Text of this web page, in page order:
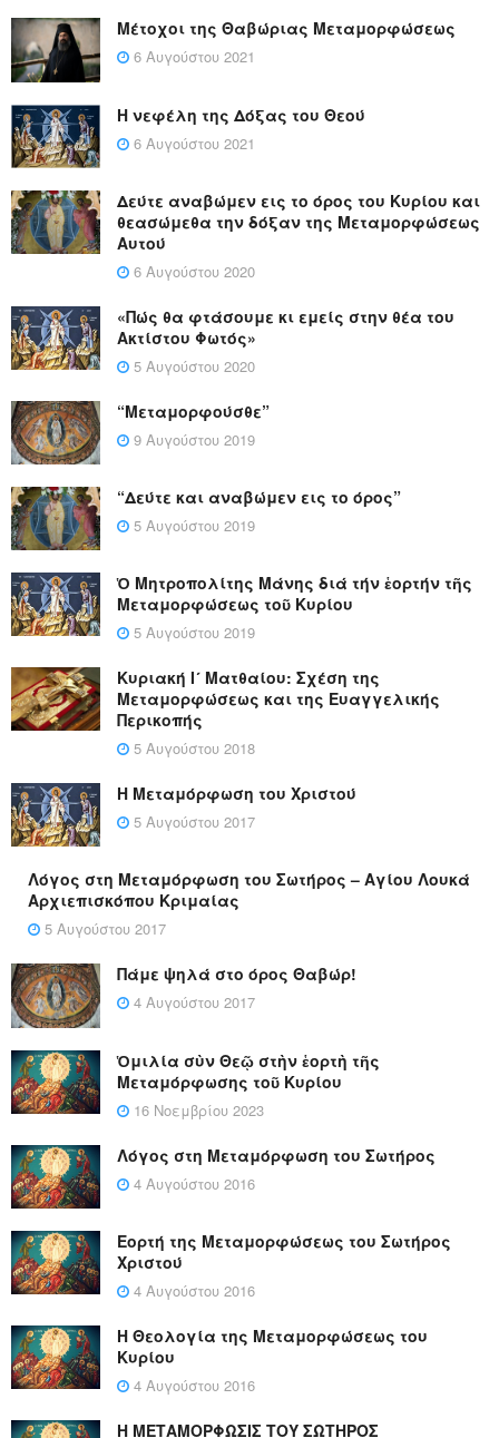
Μέτοχοι της Θαβώριας Μεταμορφώσεως
6 Αυγούστου 2021
Η νεφέλη της Δόξας του Θεού
6 Αυγούστου 2021
Δεύτε αναβώμεν εις το όρος του Κυρίου και
θεασώμεθα την δόξαν της Μεταμορφώσεως
Αυτού
6 Αυγούστου 2020
«Πώς θα φτάσουμε κι εμείς στην θέα του
Ακτίστου Φωτός»
5 Αυγούστου 2020
“Μεταμορφούσθε”
9 Αυγούστου 2019
“Δεύτε και αναβώμεν εις το όρος”
5 Αυγούστου 2019
Ὁ Μητροπολίτης Μάνης διά τήν ἑορτήν τῆς
Μεταμορφώσεως τοῦ Κυρίου
5 Αυγούστου 2019
Κυριακή Ι´ Ματθαίου: Σχέση της
Μεταμορφώσεως και της Ευαγγελικής
Περικοπής
5 Αυγούστου 2018
Η Μεταμόρφωση του Χριστού
5 Αυγούστου 2017
Λόγος στη Μεταμόρφωση του Σωτήρος – Αγίου Λουκά
Αρχιεπισκόπου Κριμαίας
5 Αυγούστου 2017
Πάμε ψηλά στο όρος Θαβώρ!
4 Αυγούστου 2017
Ὁμιλία σὺν Θεῷ στὴν ἑορτὴ τῆς
Μεταμόρφωσης τοῦ Κυρίου
16 Νοεμβρίου 2023
Λόγος στη Μεταμόρφωση του Σωτήρος
4 Αυγούστου 2016
Εορτή της Μεταμορφώσεως του Σωτήρος
Χριστού
4 Αυγούστου 2016
Η Θεολογία της Μεταμορφώσεως του
Κυρίου
4 Αυγούστου 2016
Η ΜΕΤΑΜΟΡΦΩΣΙΣ ΤΟΥ ΣΩΤΗΡΟΣ